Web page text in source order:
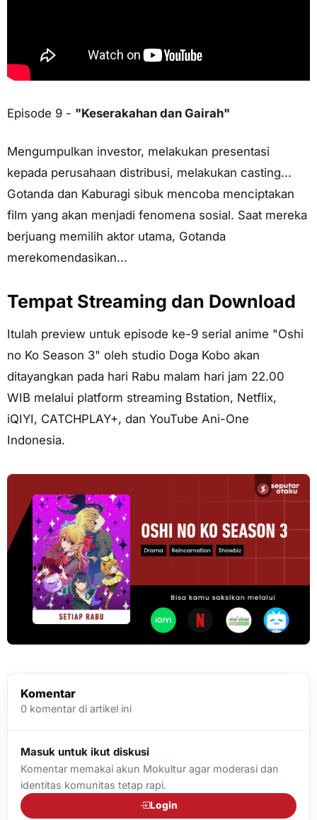
Episode 9 - "Keserakahan dan Gairah"
Mengumpulkan investor, melakukan presentasi
kepada perusahaan distribusi, melakukan casting...
Gotanda dan Kaburagi sibuk mencoba menciptakan
film yang akan menjadi fenomena sosial. Saat mereka
berjuang memilih aktor utama, Gotanda
merekomendasikan...
Tempat Streaming dan Download
Itulah preview untuk episode ke-9 serial anime "Oshi
no Ko Season 3" oleh studio Doga Kobo akan
ditayangkan pada hari Rabu malam hari jam 22.00
WIB melalui platform streaming Bstation, Netflix,
iQIYI, CATCHPLAY+, dan YouTube Ani-One
Indonesia.
Komentar
0 komentar di artikel ini
Masuk untuk ikut diskusi
Komentar memakai akun Mokultur agar moderasi dan
identitas komunitas tetap rapi.
Login